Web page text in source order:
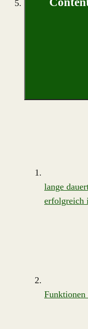
lange
erfolgreich
Funktionen